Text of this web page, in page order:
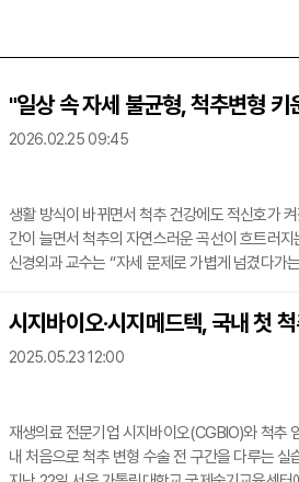
"일상 속 자세 불균형, 척추변형 키
2026.02.25 09:45
생활 방식이 바뀌면서 척추 건강에도 적신호가
간이 늘면서 척추의 자연스러운 곡선이 흐트러
신경외과 교수는 “자세 문제로 가볍게 넘겼다가
균형, 척추 곡선을 바꾸다척추는 앞에서 보면 곧
게 분산한다. 이 배열이 틀어지면 여러 형태의 변
나치게 꺾
시지바이오·시지메드텍, 국내 첫
2025.05.23 12:00
재생의료 전문기업 시지바이오(CGBIO)와 척
내 처음으로 척추 변형 수술 전 구간을 다루는